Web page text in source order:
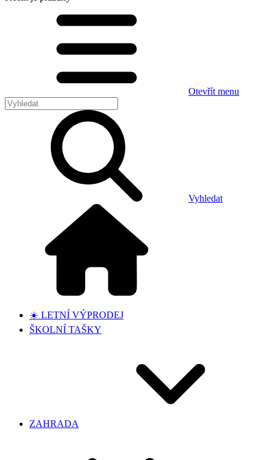
Otevřít menu
Vyhledat
☀️ LETNÍ VÝPRODEJ
ŠKOLNÍ TAŠKY
ZAHRADA